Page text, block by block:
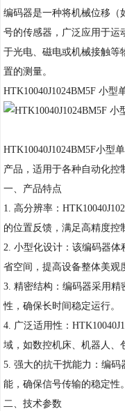
编码器是一种将机械位移（
号的传感器，广泛应用于运
于光电、磁电或机械接触等
置的测量。
HTK10040J1024BM5F 小型
HTK10040J1024BM5F小型
产品，适用于各种自动化控
一、产品特点
1. 高分辨率：
的位置反馈，满足高精度控
2. 小型化设计：该编码器
省空间，提高设备整体美观
3. 精密结构：编码器采用
性，确保长时间稳定运行。
4. 广泛适用性：
域，如数控机床、机器人、
5. 强大的抗干扰能力：编
能，确保信号传输的稳定性。
二、技术参数